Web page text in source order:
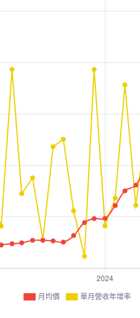
月均價 單月營收年增率